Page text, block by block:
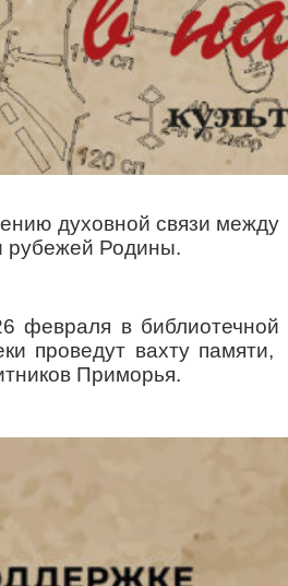
духовной связи между
рубежей Родины.
февраля в библиотечной
проведут вахту памяти,
Приморья.